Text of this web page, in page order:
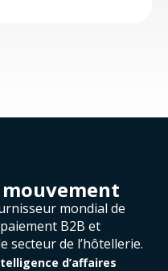
mondial de
B2B et
secteur de l’hôtellerie.
d’affaires